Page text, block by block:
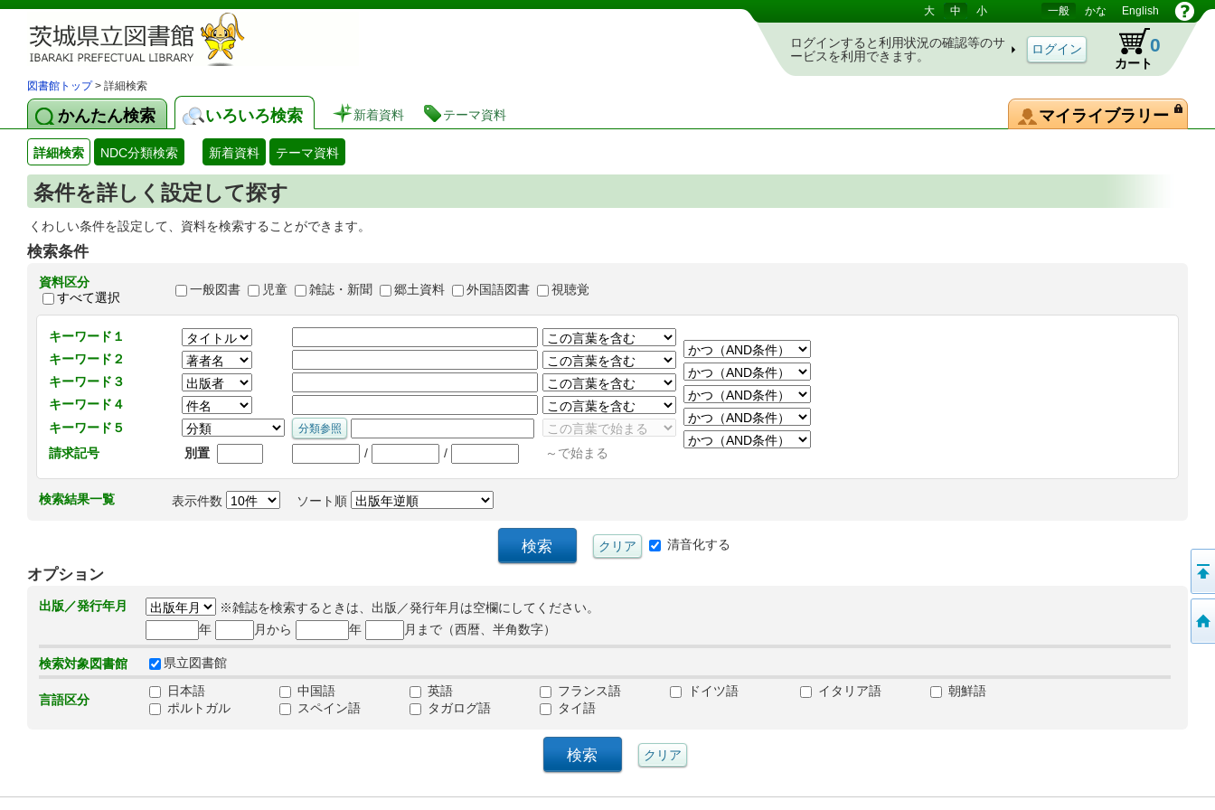
茨城県立図書館 蔵書検索・予約システム 大 中 小 一般 かな English
ログインすると利用状況の確認等のサ
ービスを利用できます。
カート
0
図書館トップ> 詳細検索
かんたん検索 いろいろ検索 新着資料 テーマ資料 マイライブラリー
詳細検索 NDC分類検索 新着資料 テーマ資料
条件を詳しく設定して探す
くわしい条件を設定して、資料を検索することができます。
検索条件
資料区分
すべて選択
一般図書 児童 雑誌・新聞 郷土資料 外国語図書 視聴覚
キーワード１
キーワード２
キーワード３
キーワード４
キーワード５
請求記号
別置 / / ～で始まる
検索結果一覧 表示件数 ソート順
清音化する
オプション
出版／発行年月
※雑誌を検索するときは、出版／発行年月は空欄にしてください。
年
月から 年 月まで（西暦、半角数字）
検索対象図書館 県立図書館
言語区分
日本語 中国語 英語 フランス語 ドイツ語 イタリア語
朝鮮語
ポルトガル
スペイン語 タガログ語 タイ語